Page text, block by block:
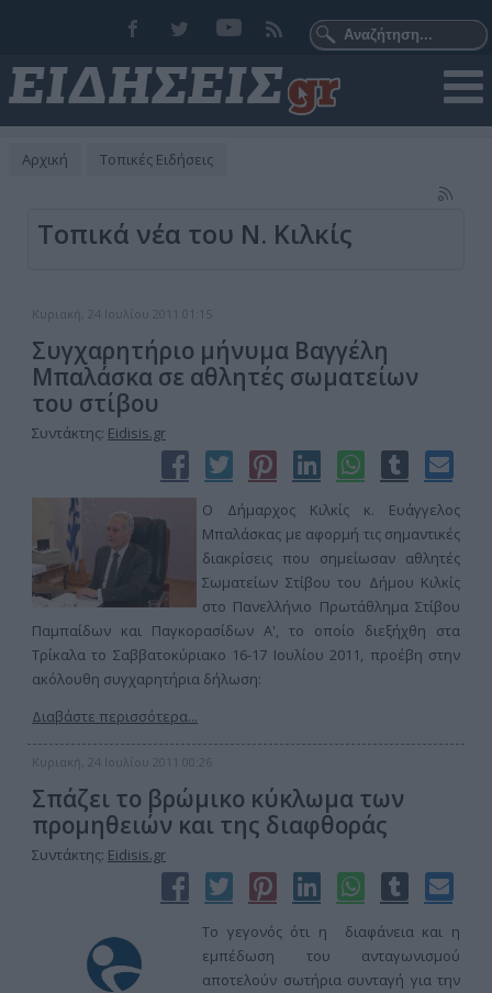
Αρχική Τοπικές Ειδήσεις
Τοπικά νέα του Ν. Κιλκίς
Κυριακή, 24 Ιουλίου 2011 01:15
Συγχαρητήριο μήνυμα Βαγγέλη
Μπαλάσκα σε αθλητές σωματείων
του στίβου
Συντάκτης: Eidisis.gr
Ο Δήμαρχος Κιλκίς κ. Ευάγγελος
Μπαλάσκας με αφορμή τις σημαντικές
διακρίσεις που σημείωσαν αθλητές
Σωματείων Στίβου του Δήμου Κιλκίς
στο Πανελλήνιο Πρωτάθλημα Στίβου
Παμπαίδων και Παγκορασίδων Α', το οποίο διεξήχθη στα
Τρίκαλα το Σαββατοκύριακο 16-17 Ιουλίου 2011, προέβη στην
ακόλουθη συγχαρητήρια δήλωση:
Διαβάστε περισσότερα...
Κυριακή, 24 Ιουλίου 2011 00:26
Σπάζει το βρώμικο κύκλωμα των
προμηθειών και της διαφθοράς
Συντάκτης: Eidisis.gr
Το γεγονός ότι η διαφάνεια και η
εμπέδωση του ανταγωνισμού
αποτελούν σωτήρια συνταγή για την